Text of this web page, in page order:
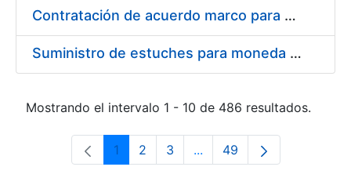
Contratación de acuerdo marco para el Suministro de Material de Electricidad para la Fábrica Nacional de Moneda y Timbre-Real Casa de la Moneda en su centro de trabajo de Burgos
Suministro de estuches para moneda de 30 €
Mostrando el intervalo 1 - 10 de 486 resultados.
Página
1 Página
2 Página
3 ...Páginas intermedias Use
Página
49